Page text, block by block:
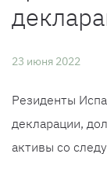
23 июня 2022
Резиденты
декларации,
активы со